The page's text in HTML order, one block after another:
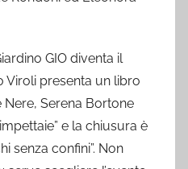
GIO diventa il
Viroli presenta un libro
Nere, Serena Bortone
e la chiusura è
senza confini”. Non